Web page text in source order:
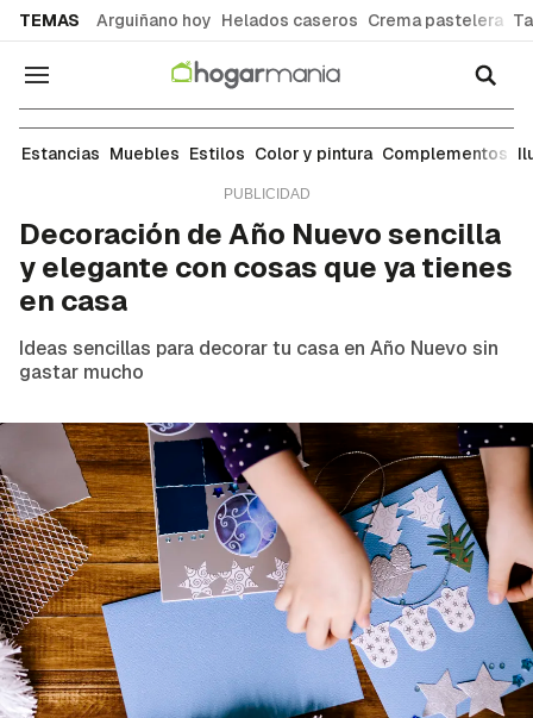
TEMAS Arguiñano hoy Helados caseros Crema pastelera
Navegación
Estilos
Estancias Muebles Estilos Color y pintura Complementos
Decoración de Año Nuevo sencilla
y elegante con cosas que ya tienes
en casa
Ideas sencillas para decorar tu casa en Año Nuevo sin
gastar mucho